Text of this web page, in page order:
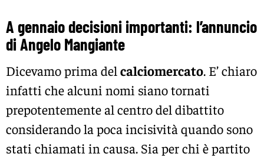
A gennaio decisioni importanti: l’annuncio
di Angelo Mangiante
Dicevamo prima del calciomercato. E’ chiaro
infatti che alcuni nomi siano tornati
prepotentemente al centro del dibattito
considerando la poca incisività quando sono
stati chiamati in causa. Sia per chi è partito